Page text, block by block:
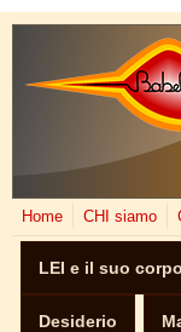
Salta al contenuto
Home CHI siamo
LEI e il suo corpo
Desiderio